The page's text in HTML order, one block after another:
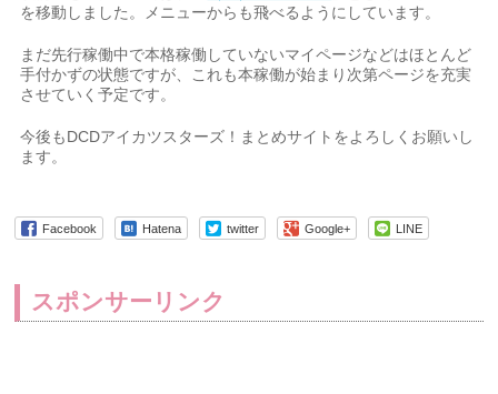
を移動しました。メニューからも飛べるようにしています。
まだ先行稼働中で本格稼働していないマイページなどはほとんど
手付かずの状態ですが、これも本稼働が始まり次第ページを充実
させていく予定です。
今後もDCDアイカツスターズ！まとめサイトをよろしくお願いし
ます。
Facebook Hatena twitter Google+ LINE
スポンサーリンク